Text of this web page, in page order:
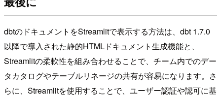
dbtのドキュメントをStreamlitで表示する方法は、dbt 1.7.0
以降で導入された静的HTMLドキュメント生成機能と、
Streamlitの柔軟性を組み合わせることで、チーム内でのデー
タカタログやテーブルリネージの共有が容易になります。さ
らに、Streamlitを使用することで、ユーザー認証や認可に基